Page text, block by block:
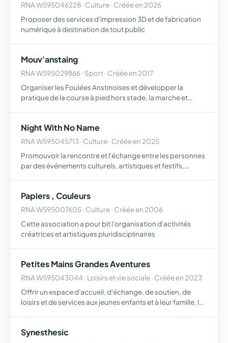
RNA W595046228 · Culture · Créée en 2026
Proposer des services d'impression 3D et de fabrication
numérique à destination de tout public
Mouv'anstaing
RNA W595029866 · Sport · Créée en 2017
Organiser les Foulées Anstinoises et développer la
pratique de la course à pied hors stade, la marche et
Night With No Name
RNA W595045713 · Culture · Créée en 2025
Promouvoir la rencontre et l'échange entre les personnes
par des événements culturels, artistiques et festifs,
Papiers , Couleurs
RNA W595007605 · Culture · Créée en 2006
Cette association a pour bit l'organisation d'activités
créatrices et artistiques pluridisciplinaires
Petites Mains Grandes Aventures
RNA W595043044 · Loisirs et vie sociale · Créée en 2023
Offrir un espace d'accueil, d'échange, de soutien, de
loisirs et de services aux jeunes enfants et à leur famille, les
Synesthesic